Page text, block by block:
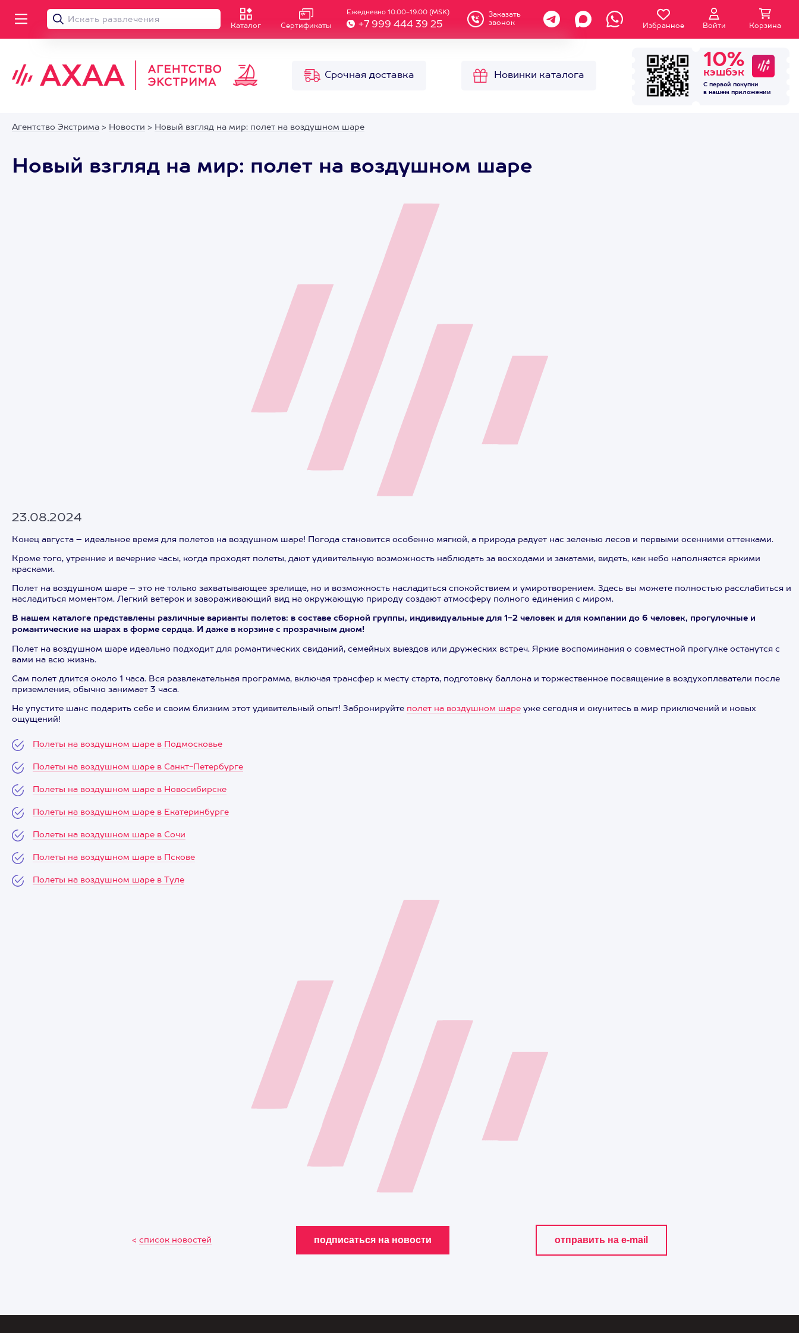
Каталог Сертификаты
Ежедневно 10.00-19.00 (MSK)
+7 999 444 39 25
Заказать
звонок
Избранное Войти Корзина
Срочная доставка Новинки каталога
10%
кэшбэк
С первой покупки
в нашем приложении
Агентство Экстрима > Новости > Новый взгляд на мир: полет на воздушном шаре
Новый взгляд на мир: полет на воздушном шаре
23.08.2024
Конец августа – идеальное время для полетов на воздушном шаре! Погода становится особенно мягкой, а природа радует нас зеленью лесов и первыми осенними оттенками.
Кроме того, утренние и вечерние часы, когда проходят полеты, дают удивительную возможность наблюдать за восходами и закатами, видеть, как небо наполняется яркими
красками.
Полет на воздушном шаре – это не только захватывающее зрелище, но и возможность насладиться спокойствием и умиротворением. Здесь вы можете полностью расслабиться и
насладиться моментом. Легкий ветерок и завораживающий вид на окружающую природу создают атмосферу полного единения с миром.
В нашем каталоге представлены различные варианты полетов: в составе сборной группы, индивидуальные для 1-2 человек и для компании до 6 человек, прогулочные и
романтические на шарах в форме сердца. И даже в корзине с прозрачным дном!
Полет на воздушном шаре идеально подходит для романтических свиданий, семейных выездов или дружеских встреч. Яркие воспоминания о совместной прогулке останутся с
вами на всю жизнь.
Сам полет длится около 1 часа. Вся развлекательная программа, включая трансфер к месту старта, подготовку баллона и торжественное посвящение в воздухоплаватели после
приземления, обычно занимает 3 часа.
Не упустите шанс подарить себе и своим близким этот удивительный опыт! Забронируйте полет на воздушном шаре уже сегодня и окунитесь в мир приключений и новых
ощущений!
Полеты на воздушном шаре в Подмосковье
Полеты на воздушном шаре в Санкт-Петербурге
Полеты на воздушном шаре в Новосибирске
Полеты на воздушном шаре в Екатеринбурге
Полеты на воздушном шаре в Сочи
Полеты на воздушном шаре в Пскове
Полеты на воздушном шаре в Туле
< список новостей